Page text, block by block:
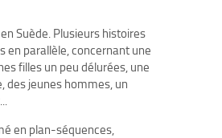
Suède. Plusieurs histoires
en parallèle, concernant une
filles un peu délurées, une
des jeunes hommes, un
en plan-séquences,